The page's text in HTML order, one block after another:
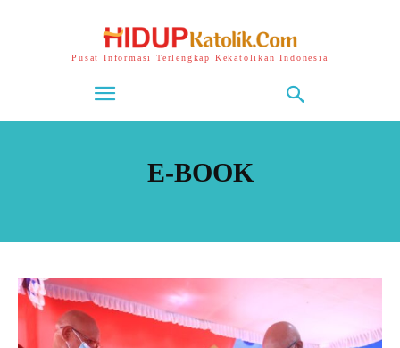
Pusat Informasi Terlengkap Kekatolikan Indonesia
E-BOOK